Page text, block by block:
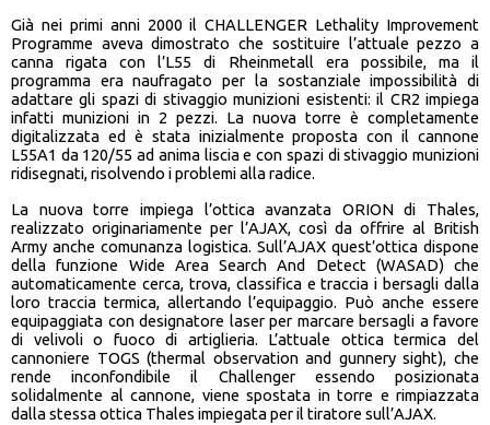
Già nei primi anni 2000 il CHALLENGER Lethality Improvement
Programme aveva dimostrato che sostituire l’attuale pezzo a
canna rigata con l’L55 di Rheinmetall era possibile, ma il
programma era naufragato per la sostanziale impossibilità di
adattare gli spazi di stivaggio munizioni esistenti: il CR2 impiega
infatti munizioni in 2 pezzi. La nuova torre è completamente
digitalizzata ed è stata inizialmente proposta con il cannone
L55A1 da 120/55 ad anima liscia e con spazi di stivaggio munizioni
ridisegnati, risolvendo i problemi alla radice.
La nuova torre impiega l’ottica avanzata ORION di Thales,
realizzato originariamente per l’AJAX, così da offrire al British
Army anche comunanza logistica. Sull’AJAX quest’ottica dispone
della funzione Wide Area Search And Detect (WASAD) che
automaticamente cerca, trova, classifica e traccia i bersagli dalla
loro traccia termica, allertando l’equipaggio. Può anche essere
equipaggiata con designatore laser per marcare bersagli a favore
di velivoli o fuoco di artiglieria. L’attuale ottica termica del
cannoniere TOGS (thermal observation and gunnery sight), che
rende inconfondibile il Challenger essendo posizionata
solidalmente al cannone, viene spostata in torre e rimpiazzata
dalla stessa ottica Thales impiegata per il tiratore sull’AJAX.